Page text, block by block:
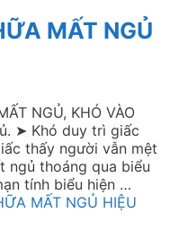
MẤT NGỦ
NGỦ, KHÓ VÀO
➤ Khó duy trì giấc
thấy người vẫn mệt
ngủ thoáng qua biểu
tính biểu hiện …
MẤT NGỦ HIỆU